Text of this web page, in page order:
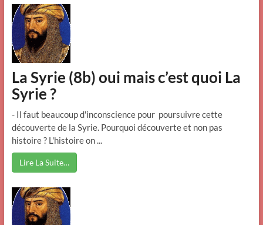
La Syrie (8b) oui mais c’est quoi La
Syrie ?
- Il faut beaucoup d'inconscience pour poursuivre cette
découverte de la Syrie. Pourquoi découverte et non pas
histoire ? L'histoire on ...
Lire La Suite…